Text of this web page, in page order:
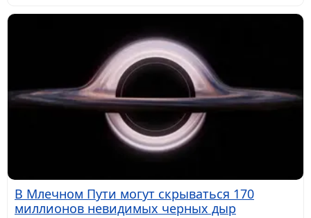
В Млечном Пути могут скрываться 170
миллионов невидимых черных дыр